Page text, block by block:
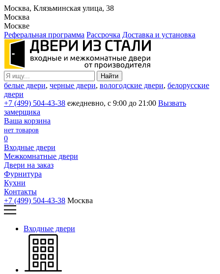
Москва, Клязьминская улица, 38
Москва
Москве
Реферальная программа Рассрочка Доставка и установка
белые двери, черные двери, вологодские двери, белорусские
двери
+7 (499) 504-43-38 ежедневно, с 9:00 до 21:00 Вызвать
замерщика
Ваша корзина
нет товаров
0
Входные двери
Межкомнатные двери
Двери на заказ
Фурнитура
Кухни
Контакты
+7 (499) 504-43-38 Москва
Входные двери